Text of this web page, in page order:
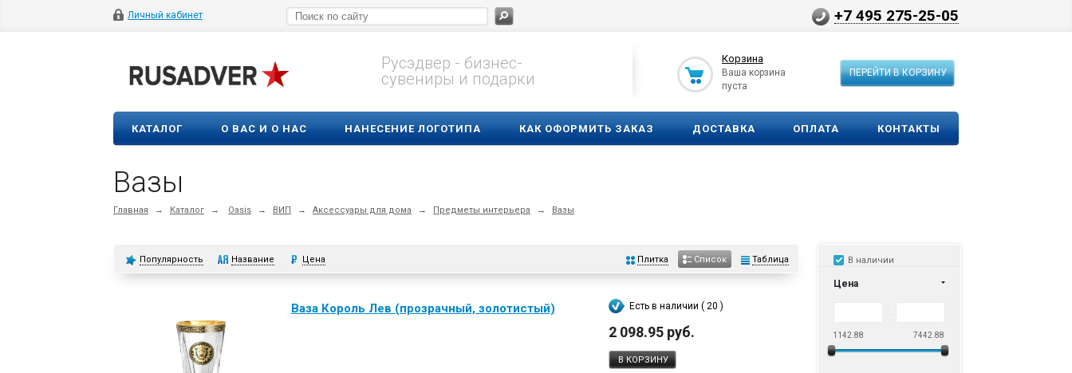
Личный кабинет +7 495 275-25-05
Русэдвер - бизнес-
сувениры и подарки
Корзина
Ваша корзина
пуста
ПЕРЕЙТИ В КОРЗИНУ
КАТАЛОГ О ВАС И О НАС НАНЕСЕНИЕ ЛОГОТИПА КАК ОФОРМИТЬ ЗАКАЗ ДОСТАВКА ОПЛАТА КОНТАКТЫ
Вазы
Главная → Каталог → Oasis → ВИП → Аксессуары для дома → Предметы интерьера → Вазы
В наличии
Цена
1142.88 7442.88
Популярность Название Цена Плитка Список Таблица
Ваза Король Лев (прозрачный, золотистый) Есть в наличии ( 20 )
2 098.95 руб.
В КОРЗИНУ